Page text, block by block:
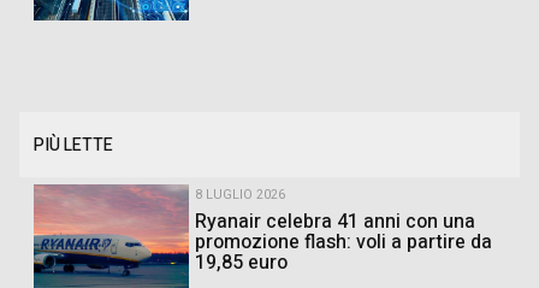
PIÙ LETTE
8 LUGLIO 2026
Ryanair celebra 41 anni con una
promozione flash: voli a partire da
19,85 euro